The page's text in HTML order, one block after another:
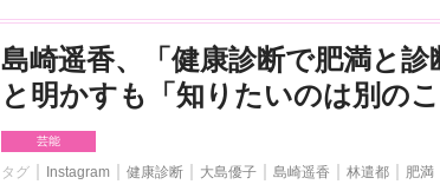
島崎遥香、「健康診断で肥満と診
と明かすも「知りたいのは別のこ
芸能
タグ Instagram 健康診断 大島優子 島崎遥香 林遣都
肥満